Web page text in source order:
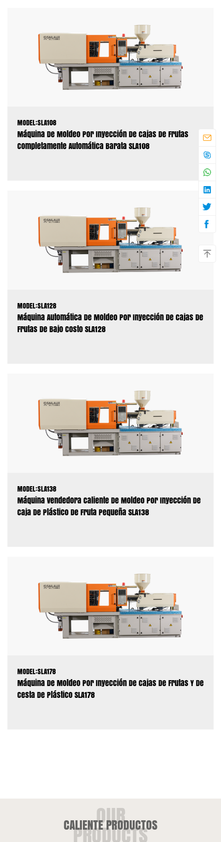
MODEL:SLA108
Máquina De Moldeo Por Inyección De Cajas De Frutas
Completamente Automática Barata SLA108
MODEL:SLA128
Máquina Automática De Moldeo Por Inyección De Cajas De
Frutas De Bajo Costo SLA128
MODEL:SLA138
Máquina Vendedora Caliente De Moldeo Por Inyección De
Caja De Plástico De Fruta Pequeña SLA138
MODEL:SLA178
Máquina De Moldeo Por Inyección De Cajas De Frutas Y De
Cesta De Plástico SLA178
CALIENTE PRODUCTOS